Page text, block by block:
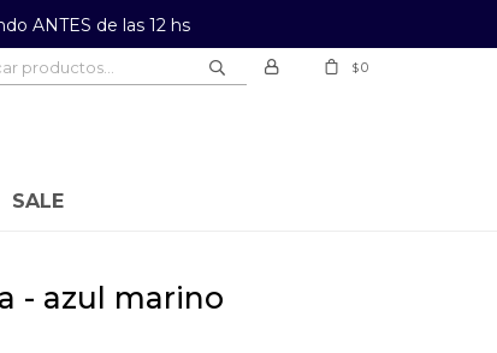
ANTES de las 12 hs
SALE
$0
- azul marino